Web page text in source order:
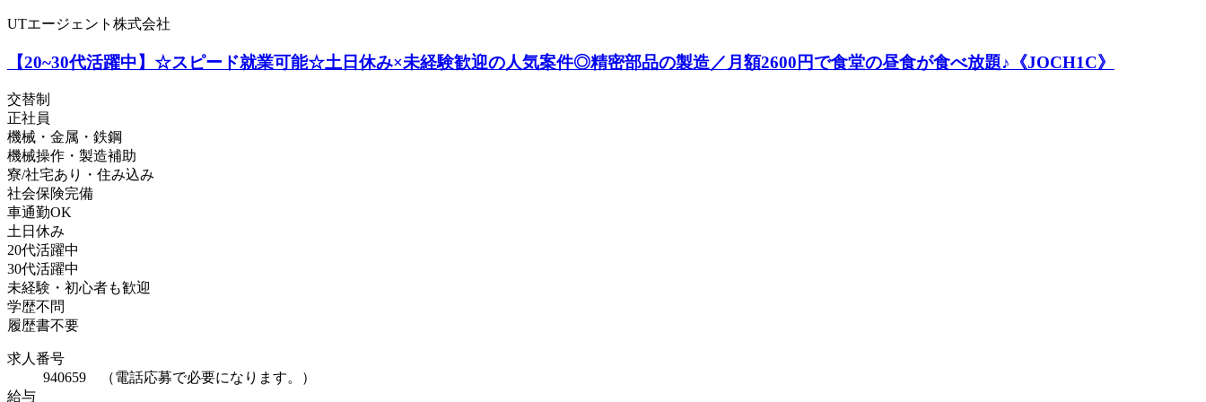
UTエージェント株式会社
【20~30代活躍中】☆スピード就業可能☆土日休み×未経験歓迎の人気案件◎精密部品の製造／月額2600円で食堂の昼食が食べ放題♪《JOCH1C》
交替制
正社員
機械・金属・鉄鋼
機械操作・製造補助
寮/社宅あり・住み込み
社会保険完備
車通勤OK
土日休み
20代活躍中
30代活躍中
未経験・初心者も歓迎
学歴不問
履歴書不要
求人番号
940659 （電話応募で必要になります。）
給与